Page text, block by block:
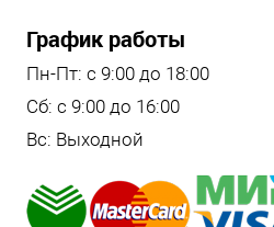
График работы
Пн-Пт: с 9:00 до 18:00
Сб: с 9:00 до 16:00
Вс: Выходной